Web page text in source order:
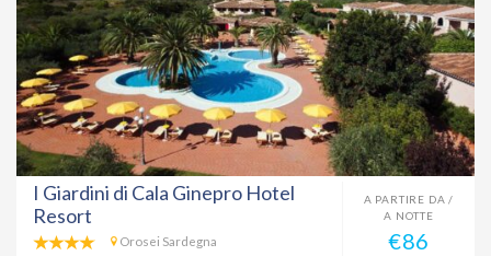
I Giardini di Cala Ginepro Hotel
Resort
Orosei Sardegna
A PARTIRE DA /
A NOTTE
€86